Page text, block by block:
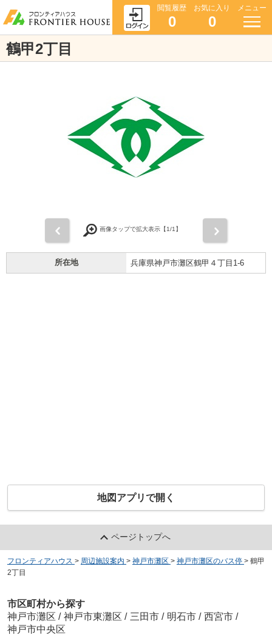
閲覧履歴
0
お気に入り
0
メニュー
鶴甲2丁目
画像タップで拡大表示【1/1】
所在地 兵庫県神戸市灘区鶴甲４丁目1-6
地図アプリで開く
ページトップへ
フロンティアハウス > 周辺施設案内 > 神戸市灘区 > 神戸市灘区のバス停 > 鶴甲
2丁目
市区町村から探す
神戸市灘区 / 神戸市東灘区 / 三田市 / 明石市 / 西宮市 /
神戸市中央区